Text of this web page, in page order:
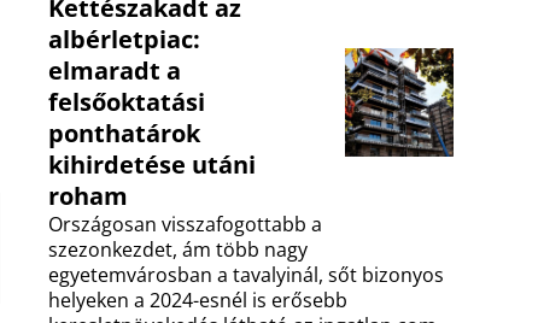
Kettészakadt az
albérletpiac:
elmaradt a
felsőoktatási
ponthatárok
kihirdetése utáni
roham
Országosan visszafogottabb a
szezonkezdet, ám több nagy
egyetemvárosban a tavalyinál, sőt bizonyos
helyeken a 2024-esnél is erősebb